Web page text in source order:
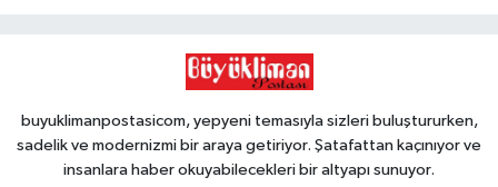
buyuklimanpostasicom, yepyeni temasıyla sizleri buluştururken,
sadelik ve modernizmi bir araya getiriyor. Şatafattan kaçınıyor ve
insanlara haber okuyabilecekleri bir altyapı sunuyor.